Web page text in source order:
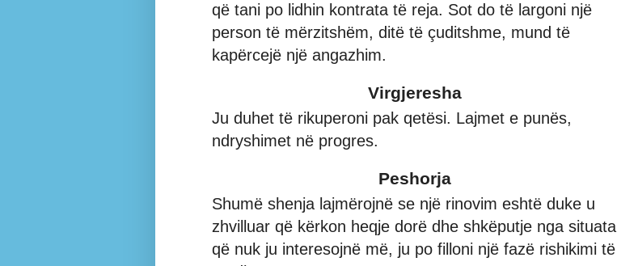
që tani po lidhin kontrata të reja. Sot do të largoni një
person të mërzitshëm, ditë të çuditshme, mund të
kapërcejë një angazhim.
Virgjeresha
Ju duhet të rikuperoni pak qetësi. Lajmet e punës,
ndryshimet në progres.
Peshorja
Shumë shenja lajmërojnë se një rinovim eshtë duke u
zhvilluar që kërkon heqje dorë dhe shkëputje nga situata
që nuk ju interesojnë më, ju po filloni një fazë rishikimi të